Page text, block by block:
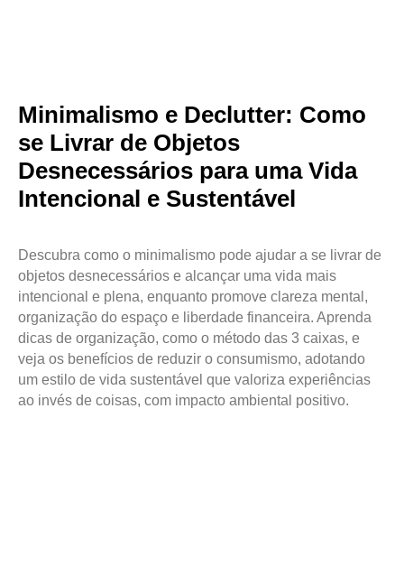
Minimalismo e Declutter: Como
se Livrar de Objetos
Desnecessários para uma Vida
Intencional e Sustentável
Descubra como o minimalismo pode ajudar a se livrar de
objetos desnecessários e alcançar uma vida mais
intencional e plena, enquanto promove clareza mental,
organização do espaço e liberdade financeira. Aprenda
dicas de organização, como o método das 3 caixas, e
veja os benefícios de reduzir o consumismo, adotando
um estilo de vida sustentável que valoriza experiências
ao invés de coisas, com impacto ambiental positivo.